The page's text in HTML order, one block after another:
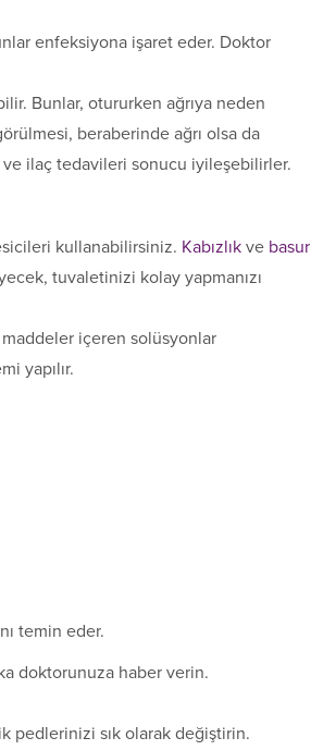
enfeksiyona işaret eder. Doktor
Bunlar, otururken ağrıya neden
beraberinde ağrı olsa da
ilaç tedavileri sonucu iyileşebilirler.
kullanabilirsiniz. Kabızlık ve basur
tuvaletinizi kolay yapmanızı
içeren solüsyonlar
yapılır.
temin eder.
doktorunuza haber verin.
pedlerinizi sık olarak değiştirin.